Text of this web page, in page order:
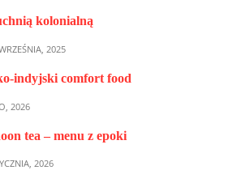
kolonialną
2025
indyjski comfort food
2026
tea – menu z epoki
2026